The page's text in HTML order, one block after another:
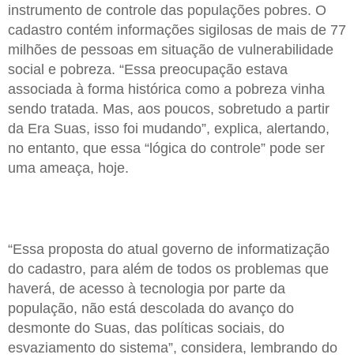
instrumento de controle das populações pobres. O
cadastro contém informações sigilosas de mais de 77
milhões de pessoas em situação de vulnerabilidade
social e pobreza. “Essa preocupação estava
associada à forma histórica como a pobreza vinha
sendo tratada. Mas, aos poucos, sobretudo a partir
da Era Suas, isso foi mudando”, explica, alertando,
no entanto, que essa “lógica do controle” pode ser
uma ameaça, hoje.
“Essa proposta do atual governo de informatização
do cadastro, para além de todos os problemas que
haverá, de acesso à tecnologia por parte da
população, não está descolada do avanço do
desmonte do Suas, das políticas sociais, do
esvaziamento do sistema”, considera, lembrando do